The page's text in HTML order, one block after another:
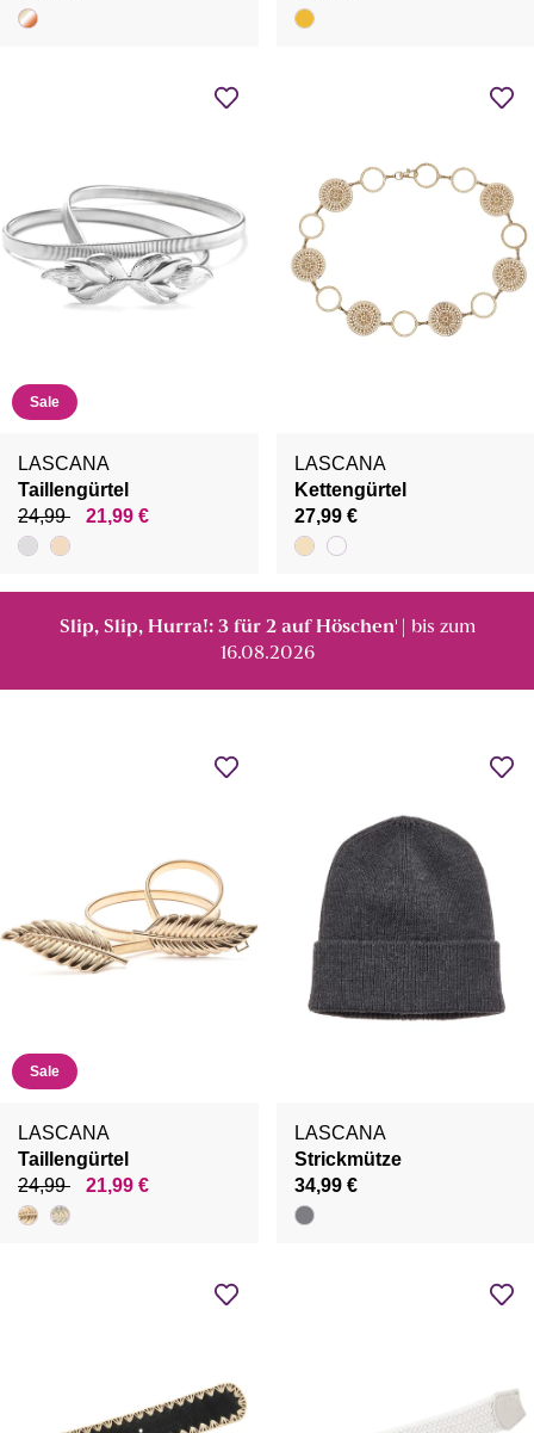
Sale
LASCANA
Taillengürtel
24,99
21,99 €
LASCANA
Kettengürtel
27,99 €
Slip, Slip, Hurra!: 3 für 2 auf Höschen¹
| bis zum
16.08.2026
Sale
LASCANA
Taillengürtel
24,99
21,99 €
LASCANA
Strickmütze
34,99 €